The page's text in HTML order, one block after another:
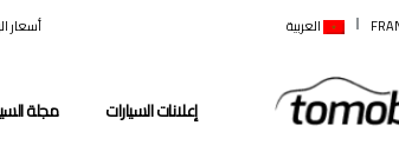
العربية أسعار
إعلانات السيارات مجلة